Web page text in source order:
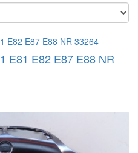
E81 E82 E87 E88 NR